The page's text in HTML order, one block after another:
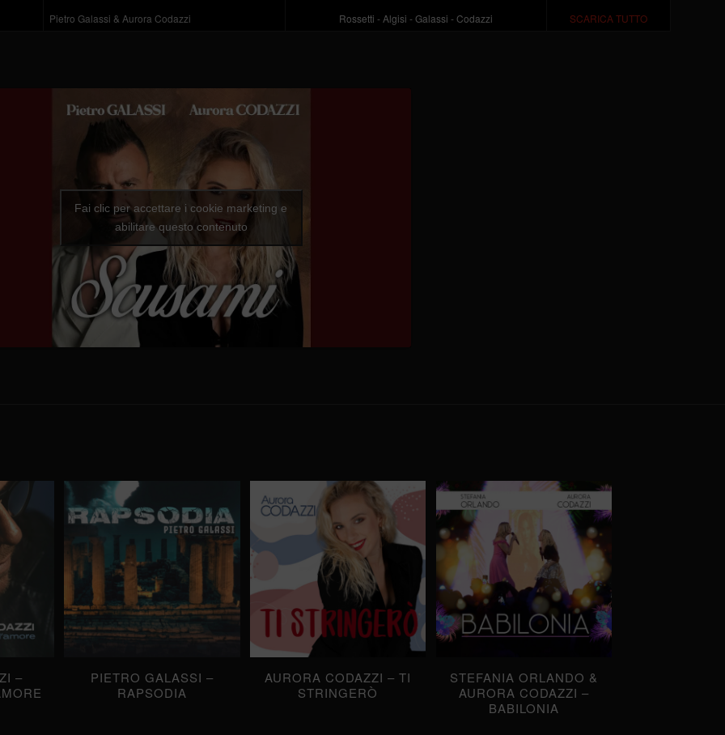
Pietro Galassi & Aurora Codazzi Rossetti - Algisi - Galassi - Codazzi SCARICA TUTTO
Fai clic per accettare i cookie marketing e
abilitare questo contenuto
–
PIETRO GALASSI –
RAPSODIA
AURORA CODAZZI – TI
STRINGERÒ
STEFANIA ORLANDO &
AURORA CODAZZI –
BABILONIA